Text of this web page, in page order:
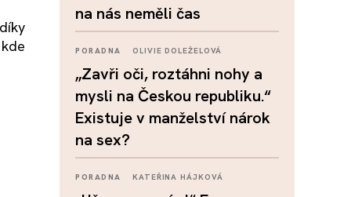
na nás neměli čas
PORADNA OLIVIE DOLEŽELOVÁ
„Zavři oči, roztáhni nohy a
mysli na Českou republiku.“
Existuje v manželství nárok
na sex?
PORADNA KATEŘINA HÁJKOVÁ